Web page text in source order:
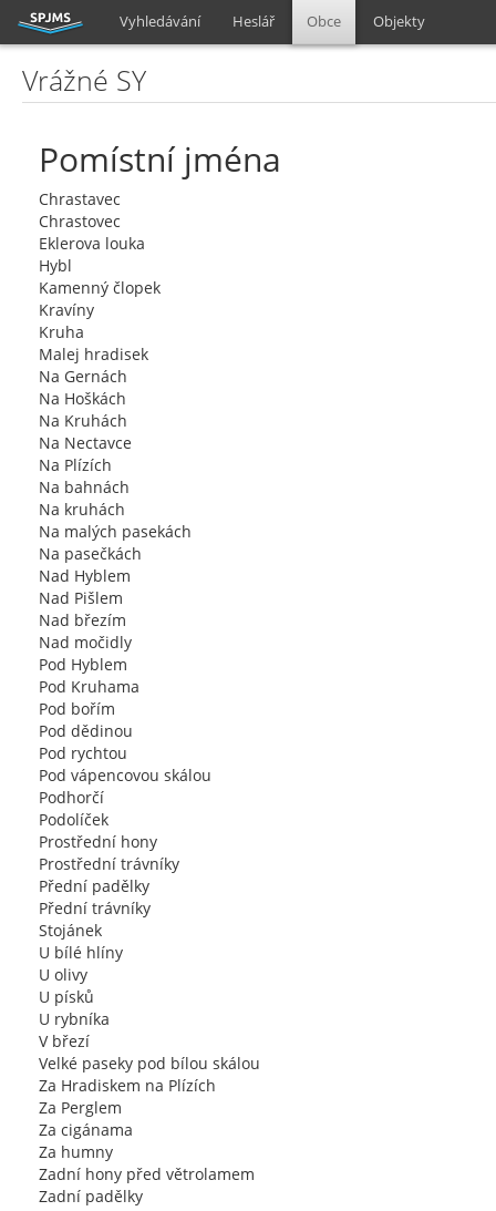
Vyhledávání Heslář Obce Objekty
Vrážné SY
Pomístní jména
Chrastavec
Chrastovec
Eklerova louka
Hybl
Kamenný člopek
Kravíny
Kruha
Malej hradisek
Na Gernách
Na Hoškách
Na Kruhách
Na Nectavce
Na Plízích
Na bahnách
Na kruhách
Na malých pasekách
Na pasečkách
Nad Hyblem
Nad Pišlem
Nad březím
Nad močidly
Pod Hyblem
Pod Kruhama
Pod bořím
Pod dědinou
Pod rychtou
Pod vápencovou skálou
Podhorčí
Podolíček
Prostřední hony
Prostřední trávníky
Přední padělky
Přední trávníky
Stojánek
U bílé hlíny
U olivy
U písků
U rybníka
V březí
Velké paseky pod bílou skálou
Za Hradiskem na Plízích
Za Perglem
Za cigánama
Za humny
Zadní hony před větrolamem
Zadní padělky